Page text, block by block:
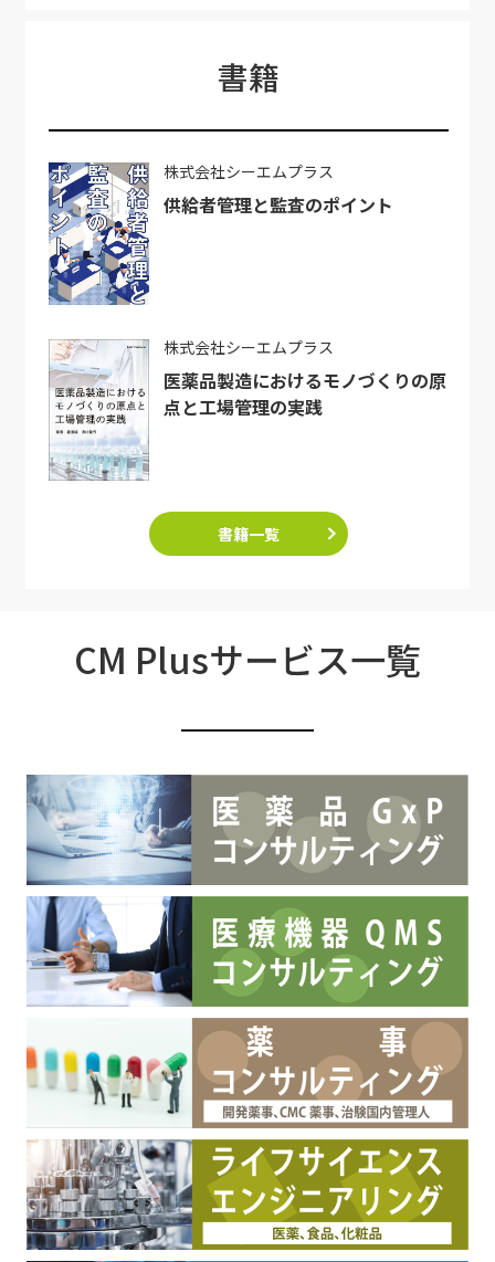
書籍
株式会社シーエムプラス
供給者管理と監査のポイント
株式会社シーエムプラス
医薬品製造におけるモノづくりの原
点と工場管理の実践
書籍一覧
CM Plusサービス一覧